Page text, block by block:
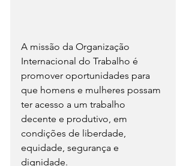
A missão da Organização
Internacional do Trabalho é
promover oportunidades para
que homens e mulheres possam
ter acesso a um trabalho
decente e produtivo, em
condições de liberdade,
equidade, segurança e
dignidade.